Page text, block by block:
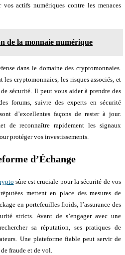
vos actifs numériques contre les menaces
de la monnaie numérique
dans le domaine des cryptomonnaies.
cryptomonnaies, les risques associés, et
sécurité. Il peut vous aider à prendre des
forums, suivre des experts en sécurité
sont d’excellentes façons de rester à jour.
de reconnaître rapidement les signaux
protéger vos investissements.
d’Échange
sûre est cruciale pour la sécurité de vos
mettent en place des mesures de
en portefeuilles froids, l’assurance des
stricts. Avant de s’engager avec une
sa réputation, ses pratiques de
Une plateforme fiable peut servir de
fraude et de vol.